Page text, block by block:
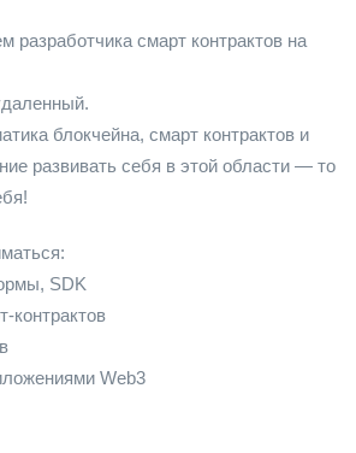
разработчика смарт контрактов на
блокчейна, смарт контрактов и
развивать себя в этой области — то
SDK
контрактов
Web3